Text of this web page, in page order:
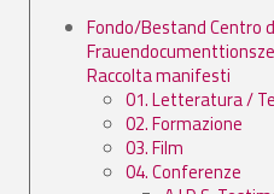
Fondo/Bestand Centro
Raccolta manifesti
01. Letteratura /
02. Formazione
03. Film
04. Conferenze